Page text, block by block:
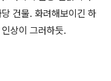
건물. 화려해보이긴 하
상이 그러하듯.